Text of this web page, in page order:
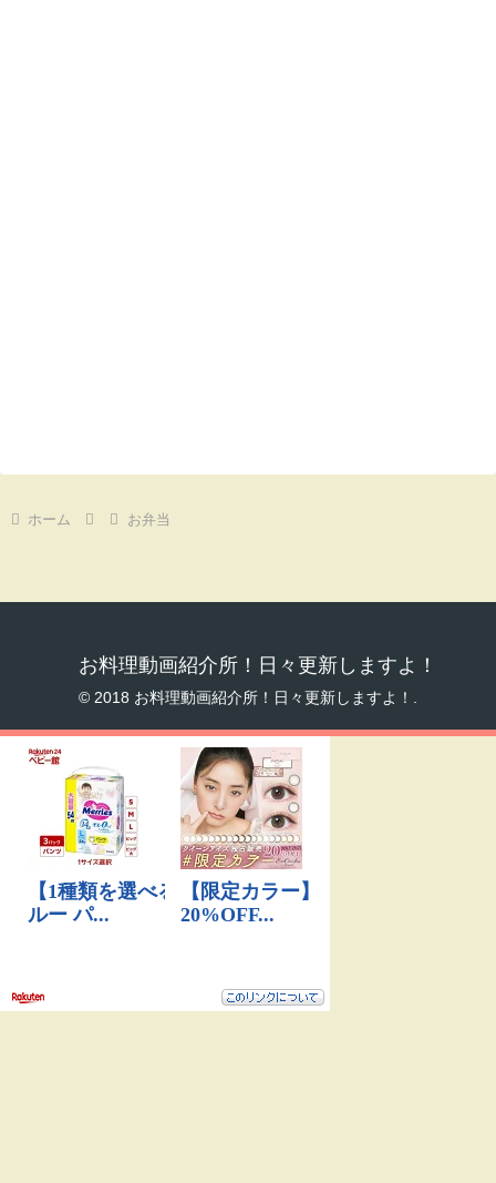
ホーム お弁当
お料理動画紹介所！日々更新しますよ！
© 2018 お料理動画紹介所！日々更新しますよ！.